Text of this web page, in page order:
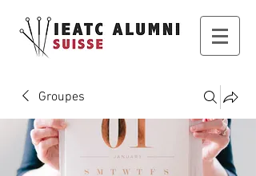
Groupes